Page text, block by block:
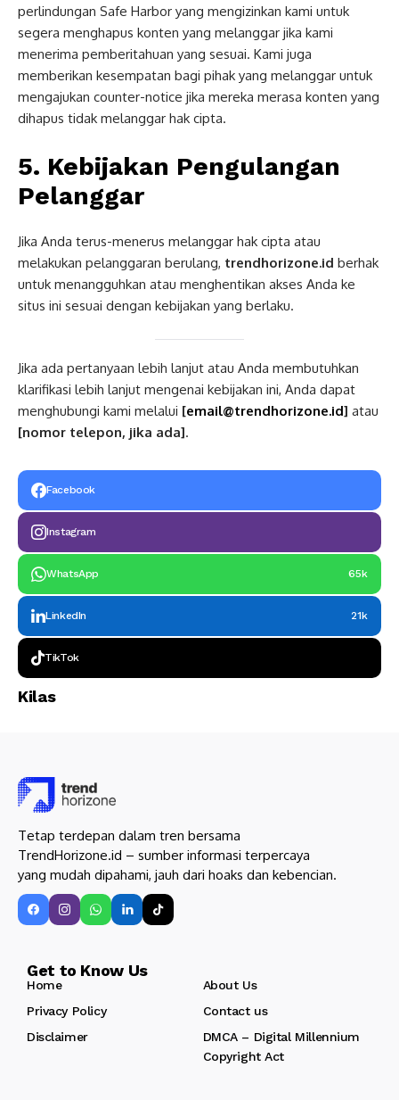
perlindungan Safe Harbor yang mengizinkan kami untuk
segera menghapus konten yang melanggar jika kami
menerima pemberitahuan yang sesuai. Kami juga
memberikan kesempatan bagi pihak yang melanggar untuk
mengajukan counter-notice jika mereka merasa konten yang
dihapus tidak melanggar hak cipta.
5. Kebijakan Pengulangan
Pelanggar
Jika Anda terus-menerus melanggar hak cipta atau
melakukan pelanggaran berulang, trendhorizone.id berhak
untuk menangguhkan atau menghentikan akses Anda ke
situs ini sesuai dengan kebijakan yang berlaku.
Jika ada pertanyaan lebih lanjut atau Anda membutuhkan
klarifikasi lebih lanjut mengenai kebijakan ini, Anda dapat
menghubungi kami melalui [email@trendhorizone.id] atau
[nomor telepon, jika ada].
Facebook
Instagram
WhatsApp 65k
LinkedIn 21k
TikTok
Kilas
Tetap terdepan dalam tren bersama
TrendHorizone.id – sumber informasi terpercaya
yang mudah dipahami, jauh dari hoaks dan kebencian.
Get to Know Us
Home
About Us
Privacy Policy
Contact us
Disclaimer
DMCA – Digital Millennium
Copyright Act